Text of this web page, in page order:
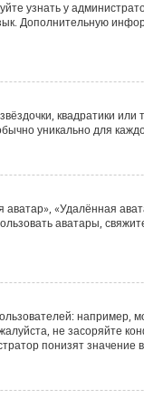
узнать у
Дополнительную
квадратики или
уникально для
«Удалённая
аватары,
например,
не засоряйте
понизят значение